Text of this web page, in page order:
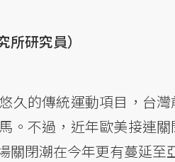
研究員）
久的傳統運動項目，台
。不過，近年歐美接連
關閉潮在今年更有蔓延至